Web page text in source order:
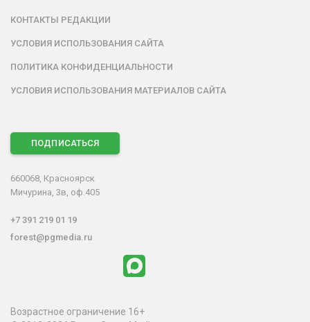
КОНТАКТЫ РЕДАКЦИИ
УСЛОВИЯ ИСПОЛЬЗОВАНИЯ САЙТА
ПОЛИТИКА КОНФИДЕНЦИАЛЬНОСТИ
УСЛОВИЯ ИСПОЛЬЗОВАНИЯ МАТЕРИАЛОВ САЙТА
ПОДПИСАТЬСЯ
660068, Красноярск
Мичурина, 3в, оф.405
+7 391 219 01 19
forest@pgmedia.ru
Возрастное ограничение 16+